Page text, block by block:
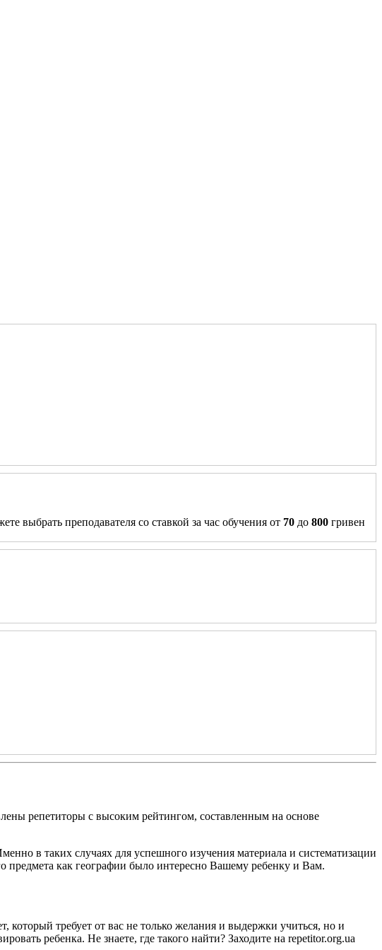
выбрать преподавателя со ставкой за час обучения от 70 до 800 гривен
репетиторы с высоким рейтингом, составленным на основе
в таких случаях для успешного изучения материала и систематизации
предмета как географии было интересно Вашему ребенку и Вам.
требует от вас не только желания и выдержки учиться, но и
ребенка. Не знаете, где такого найти? Заходите на repetitor.org.ua